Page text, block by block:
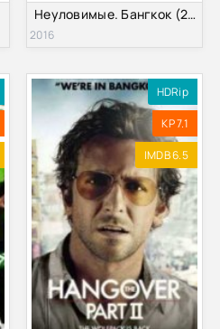
Неуловимые. Бангкок (2016)
2016
HDRip
KP 7.1
IMDB 6.5